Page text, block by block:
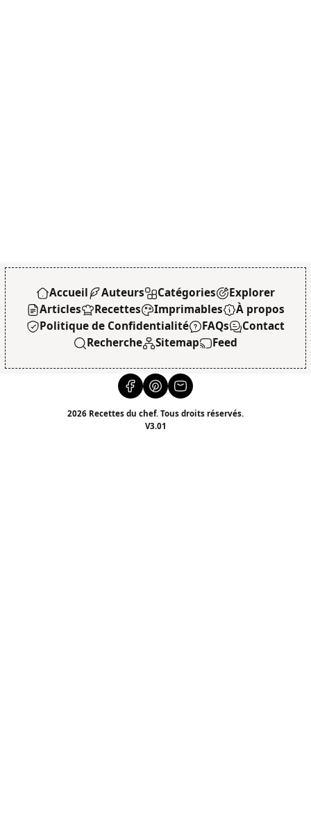
Accueil Auteurs Catégories
Explorer
Articles
Recettes Imprimables
À propos
Politique de Confidentialité
FAQs
Contact
Recherche
Sitemap Feed
2026 Recettes du chef. Tous droits réservés.
V3.01